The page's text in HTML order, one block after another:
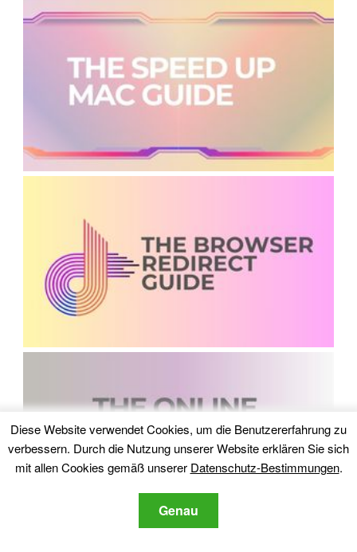
Diese Website verwendet Cookies, um die Benutzererfahrung zu
verbessern. Durch die Nutzung unserer Website erklären Sie sich
mit allen Cookies gemäß unserer Datenschutz-Bestimmungen.
Genau